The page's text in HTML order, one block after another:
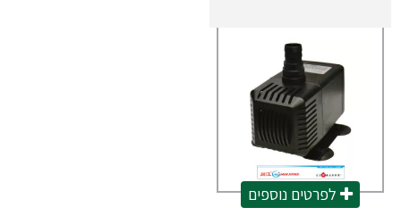
לפרטים נוספים